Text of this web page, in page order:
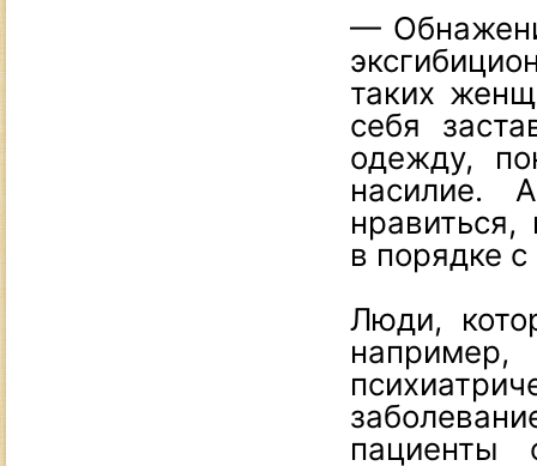
—
таких
себя
одежду,
насилие.
в порядке
Люди,
пациенты